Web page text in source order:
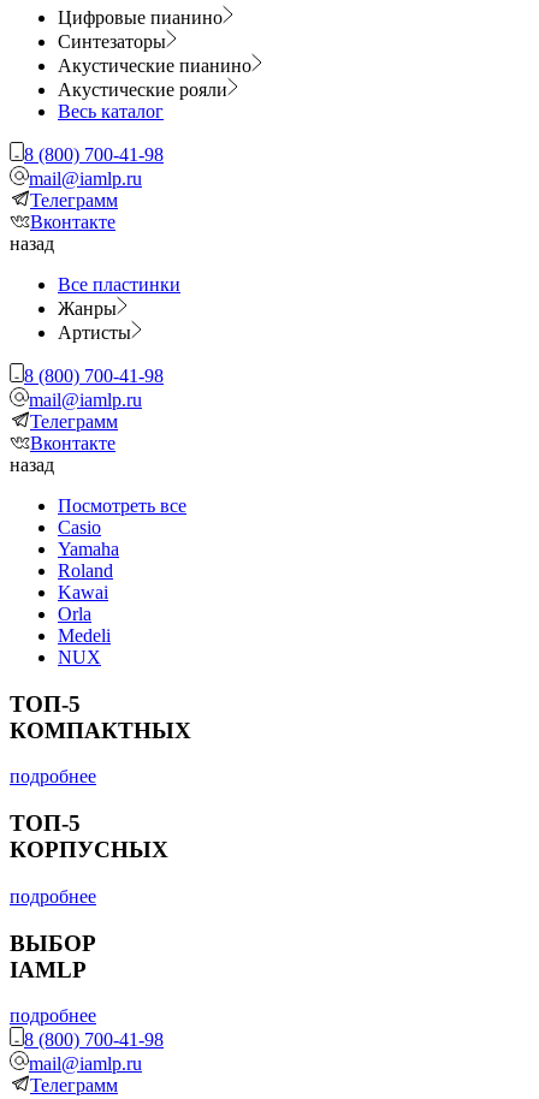
Цифровые пианино
Синтезаторы
Акустические пианино
Акустические рояли
Весь каталог
8 (800) 700-41-98
mail@iamlp.ru
Телеграмм
Вконтакте
назад
Все пластинки
Жанры
Артисты
8 (800) 700-41-98
mail@iamlp.ru
Телеграмм
Вконтакте
назад
Посмотреть все
Casio
Yamaha
Roland
Kawai
Orla
Medeli
NUX
ТОП-5
КОМПАКТНЫХ
подробнее
ТОП-5
КОРПУСНЫХ
подробнее
ВЫБОР
IAMLP
подробнее
8 (800) 700-41-98
mail@iamlp.ru
Телеграмм